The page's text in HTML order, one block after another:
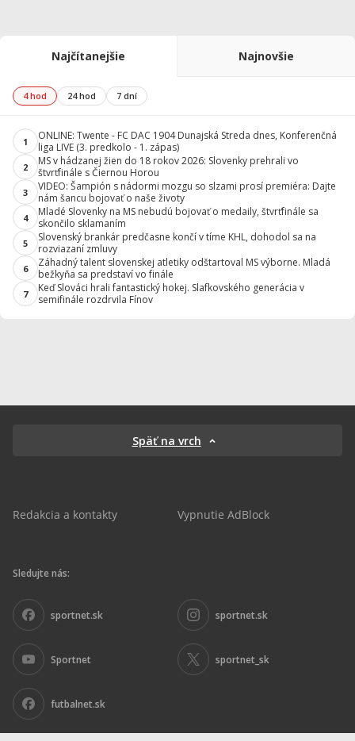
Najčítanejšie Najnovšie
4 hod 24 hod 7 dní
1
ONLINE: Twente - FC DAC 1904 Dunajská Streda dnes, Konferenčná
liga LIVE (3. predkolo - 1. zápas)
2
MS v hádzanej žien do 18 rokov 2026: Slovenky prehrali vo
štvrťfinále s Čiernou Horou
3
VIDEO: Šampión s nádormi mozgu so slzami prosí premiéra: Dajte
nám šancu bojovať o naše životy
4
Mladé Slovenky na MS nebudú bojovať o medaily, štvrťfinále sa
skončilo sklamaním
5
Slovenský brankár predčasne končí v tíme KHL, dohodol sa na
rozviazaní zmluvy
6
Záhadný talent slovenskej atletiky odštartoval MS výborne. Mladá
bežkyňa sa predstaví vo finále
7
Keď Slováci hrali fantastický hokej. Slafkovského generácia v
semifinále rozdrvila Fínov
Späť na vrch
Redakcia a kontakty Vypnutie AdBlock
Sledujte nás:
sportnet.sk sportnet.sk
Sportnet sportnet_sk
futbalnet.sk